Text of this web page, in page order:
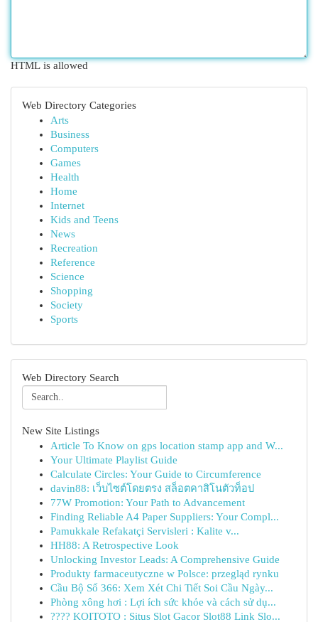
HTML is allowed
Web Directory Categories
Arts
Business
Computers
Games
Health
Home
Internet
Kids and Teens
News
Recreation
Reference
Science
Shopping
Society
Sports
Web Directory Search
New Site Listings
Article To Know on gps location stamp app and W...
Your Ultimate Playlist Guide
Calculate Circles: Your Guide to Circumference
davin88: เว็บไซต์โดยตรง สล็อตคาสิโนตัวท็อป
77W Promotion: Your Path to Advancement
Finding Reliable A4 Paper Suppliers: Your Compl...
Pamukkale Refakatçi Servisleri : Kalite v...
HH88: A Retrospective Look
Unlocking Investor Leads: A Comprehensive Guide
Produkty farmaceutyczne w Polsce: przegląd rynku
Cầu Bộ Số 366: Xem Xét Chi Tiết Soi Cầu Ngày...
Phòng xông hơi : Lợi ích sức khỏe và cách sử dụ...
???? KOITOTO : Situs Slot Gacor Slot88 Link Slo...